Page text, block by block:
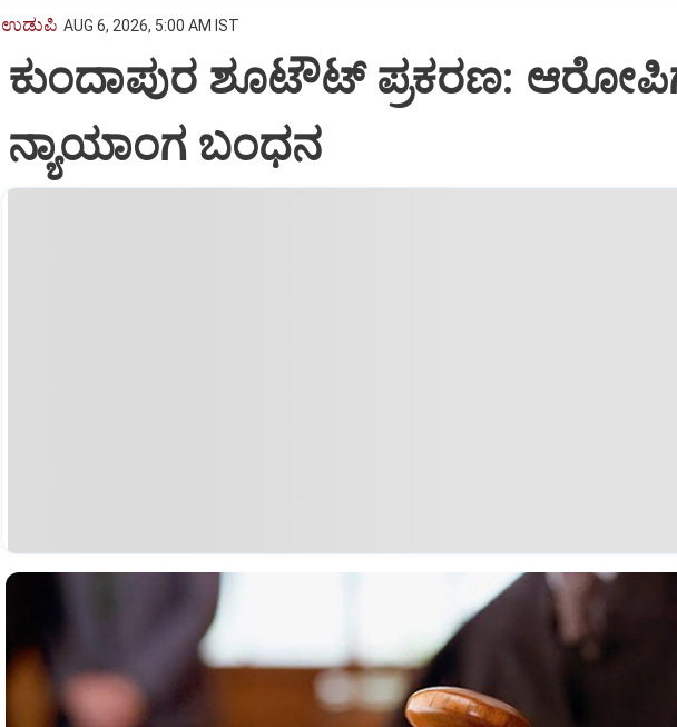
ಉಡುಪಿ AUG 6, 2026, 5:00 AM IST
ಕುಂದಾಪುರ ಶೂಟೌಟ್ ಪ್ರಕರಣ:
ನ್ಯಾಯಾಂಗ ಬಂಧನ